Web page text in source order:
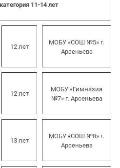
11-14 лет
12 лет
МОБУ «СОШ №5» г.
Арсеньева
12 лет
МОБУ «Гимназия
№7» г. Арсеньева
13 лет
МОБУ «СОШ №8» г.
Арсеньева